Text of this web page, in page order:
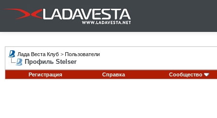
Лада Веста Клуб > Пользователи
Профиль Stelser
Регистрация Справка Сообщество